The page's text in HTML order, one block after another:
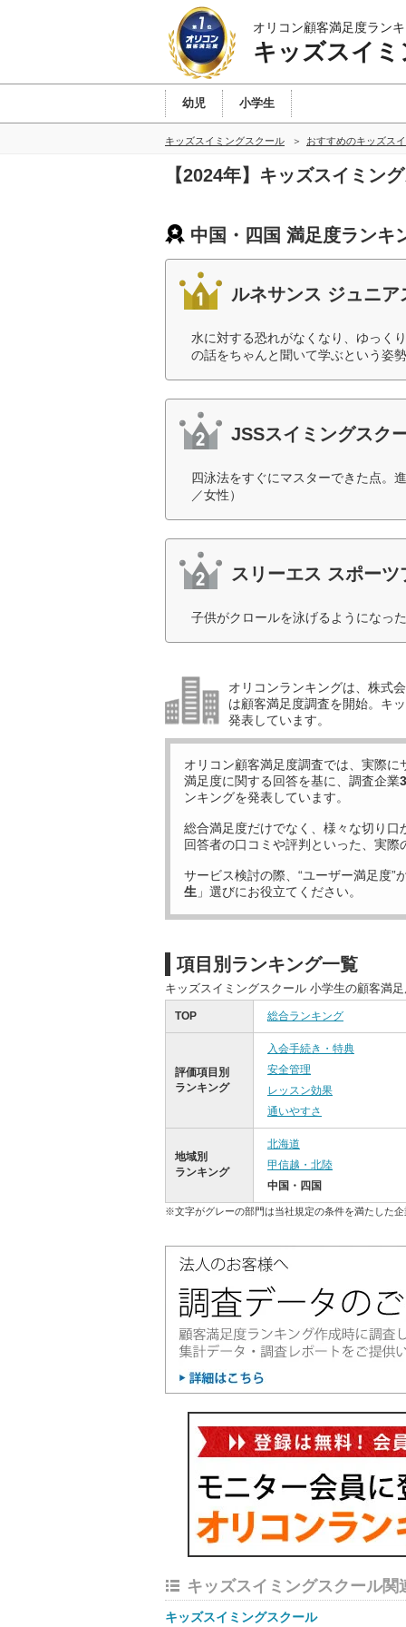
オリコン顧客満足度ラン
キッズスイ
幼児 小学生
キッズスイミングスクール おすすめのキッズス
【2024年】キッズスイミン
中国・四国 満足度ランキ
ルネサンス ジュニア
水に対する恐れがなくなり、ゆっく
の話をちゃんと聞いて学ぶという姿
JSSスイミングスク
四泳法をすぐにマスターできた点。
／女性）
スリーエス スポーツ
子供がクロールを泳げるようになっ
オリコンランキングは、株式
は顧客満足度調査を開始。キ
発表しています。
オリコン顧客満足度調査では、実際に
満足度に関する回答を基に、調査企業
ンキングを発表しています。
総合満足度だけでなく、様々な切り口
回答者の口コミや評判といった、実際
サービス検討の際、“ユーザー満足度”
生 」選びにお役立てください。
項目別ランキング一覧
キッズスイミングスクール 小学生の顧客満
TOP 総合ランキング
評価項目別
ランキング
入会手続き・特典
安全管理
レッスン効果
通いやすさ
地域別
ランキング
北海道
甲信越・北陸
中国・四国
※文字がグレーの部門は当社規定の条件を満たした企
キッズスイミングスクール関
キッズスイミングスクール